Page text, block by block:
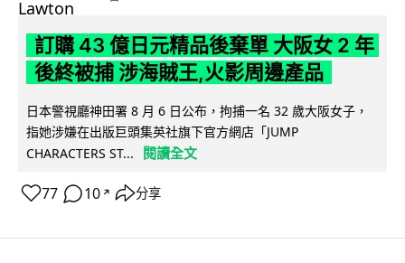
訂購 43 億日元精品後棄單 大阪女 2 年
後終被捕 涉海賊王,火影周邊產品
日本警視廳神田署 8 月 6 日公布，拘捕一名 32 歲大阪女子，
指她涉嫌在出版巨頭集英社旗下官方網店「JUMP
CHARACTERS ST...
閱讀全文
77 10 ↗ 分享